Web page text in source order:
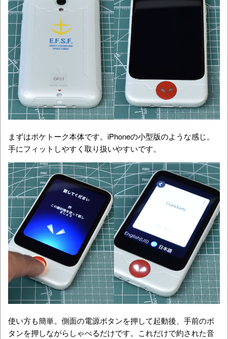
まずはポケトーク本体です。iPhoneの小型版のような感じ。
手にフィットしやすく取り扱いやすいです。
使い方も簡単。側面の電源ボタンを押して起動後、手前のボ
タンを押しながらしゃべるだけです。これだけで約された音